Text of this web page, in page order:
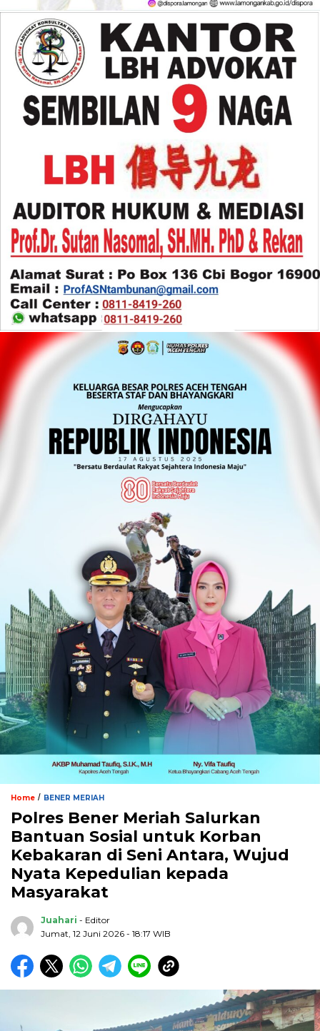
Home / BENER MERIAH
Polres Bener Meriah Salurkan
Bantuan Sosial untuk Korban
Kebakaran di Seni Antara, Wujud
Nyata Kepedulian kepada
Masyarakat
Juahari - Editor
Jumat, 12 Juni 2026 - 18:17 WIB